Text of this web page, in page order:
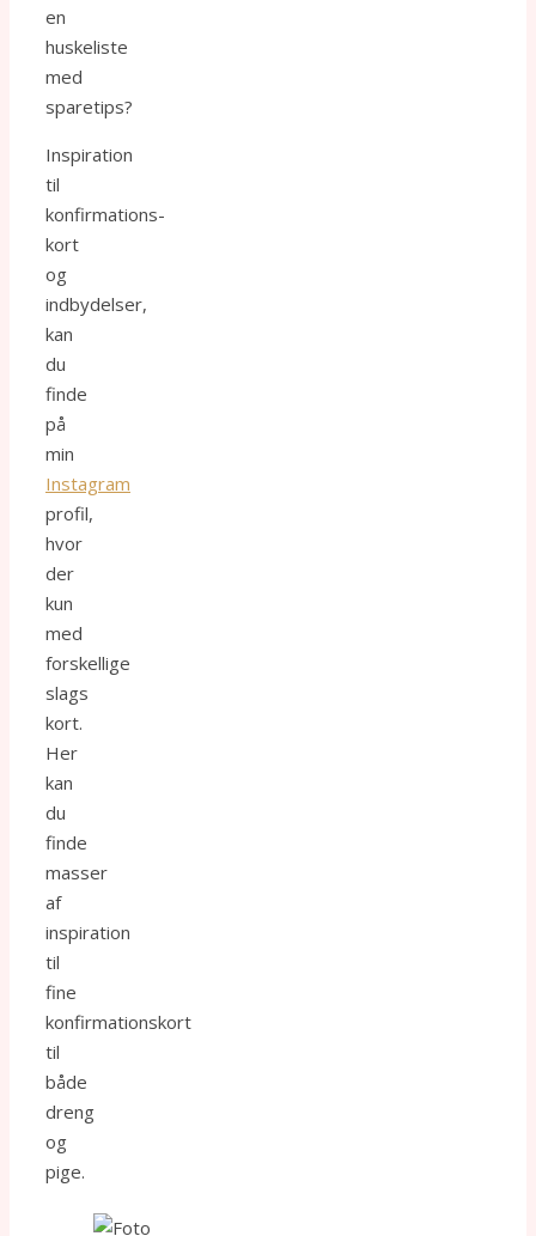
en
huskeliste
med
sparetips?
Inspiration
til
konfirmations-
kort
og
indbydelser,
kan
du
finde
på
min
Instagram
profil,
hvor
der
kun
med
forskellige
slags
kort.
Her
kan
du
finde
masser
af
inspiration
til
fine
konfirmationskort
til
både
dreng
og
pige.